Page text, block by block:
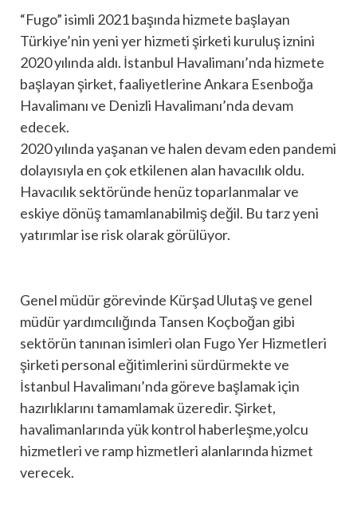
“Fugo” isimli 2021 başında hizmete başlayan
Türkiye’nin yeni yer hizmeti şirketi kuruluş iznini
2020 yılında aldı. İstanbul Havalimanı’nda hizmete
başlayan şirket, faaliyetlerine Ankara Esenboğa
Havalimanı ve Denizli Havalimanı’nda devam
edecek.
2020 yılında yaşanan ve halen devam eden pandemi
dolayısıyla en çok etkilenen alan havacılık oldu.
Havacılık sektöründe henüz toparlanmalar ve
eskiye dönüş tamamlanabilmiş değil. Bu tarz yeni
yatırımlar ise risk olarak görülüyor.
Genel müdür görevinde Kürşad Ulutaş ve genel
müdür yardımcılığında Tansen Koçboğan gibi
sektörün tanınan isimleri olan Fugo Yer Hizmetleri
şirketi personal eğitimlerini sürdürmekte ve
İstanbul Havalimanı’nda göreve başlamak için
hazırlıklarını tamamlamak üzeredir. Şirket,
havalimanlarında yük kontrol haberleşme,yolcu
hizmetleri ve ramp hizmetleri alanlarında hizmet
verecek.